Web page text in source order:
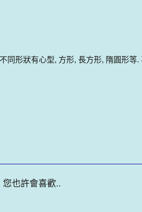
同形狀有心型, 方形, 長方形, 隋圓形等.
您也許會喜歡..